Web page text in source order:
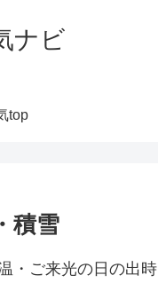
ナビ
top
積雪
・ご来光の日の出時